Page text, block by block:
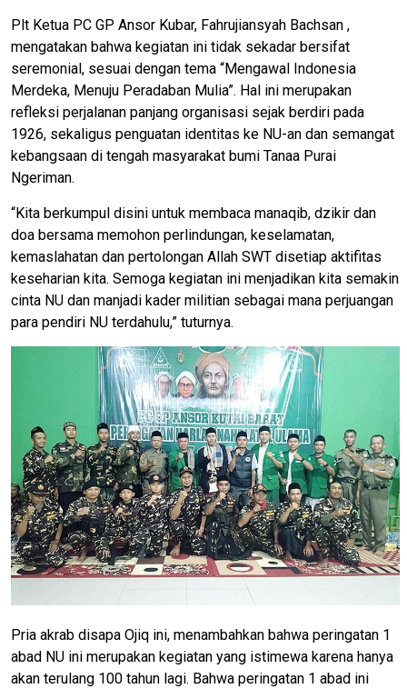
Plt Ketua PC GP Ansor Kubar, Fahrujiansyah Bachsan ,
mengatakan bahwa kegiatan ini tidak sekadar bersifat
seremonial, sesuai dengan tema “Mengawal Indonesia
Merdeka, Menuju Peradaban Mulia”. Hal ini merupakan
refleksi perjalanan panjang organisasi sejak berdiri pada
1926, sekaligus penguatan identitas ke NU-an dan semangat
kebangsaan di tengah masyarakat bumi Tanaa Purai
Ngeriman.
“Kita berkumpul disini untuk membaca manaqib, dzikir dan
doa bersama memohon perlindungan, keselamatan,
kemaslahatan dan pertolongan Allah SWT disetiap aktifitas
keseharian kita. Semoga kegiatan ini menjadikan kita semakin
cinta NU dan manjadi kader militian sebagai mana perjuangan
para pendiri NU terdahulu,” tuturnya.
Pria akrab disapa Ojiq ini, menambahkan bahwa peringatan 1
abad NU ini merupakan kegiatan yang istimewa karena hanya
akan terulang 100 tahun lagi. Bahwa peringatan 1 abad ini